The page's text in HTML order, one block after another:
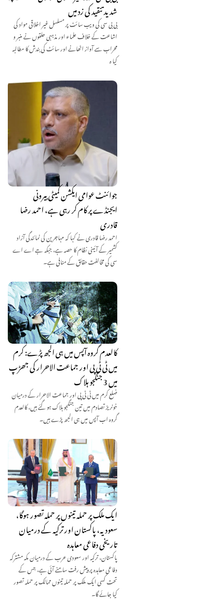
شدید تنقید کی زد میں
بی بی سی کی ویب سائٹ پر مسلسل غیر اخلاقی مواد کی
اشاعت کے خلاف علماء اور مذہبی حلقوں نے منبر و
محراب سے آواز اٹھانے اور سائٹ کی بندش کا مطالبہ
کیا ہ
جوائنٹ عوامی ایکشن کمیٹی بیرونی
ایجنڈے پر کام کر رہی ہے، احمد رضا
قادری
احمد رضا قادری نے کہا کہ مہاجرین کی نمائندگی آزاد
کشمیر کے آئینی نظام کا حصہ ہے، جبکہ جے اے اے
سی کی مخالفت حقائق کے منافی ہے۔
کالعدم گروہ آپس میں ہی الجھ پڑے: کرم
میں ٹی ٹی پی اور جماعت الاحرار کی جھڑپ
میں 3 جنگجو ہلاک
ضلع کرم میں ٹی ٹی پی اور جماعت الاحرار کے درمیان
خونریز تصادم میں تین جنگجو ہلاک ہو گئے ہیں، کالعدم
گروہ اب آپس میں ہی الجھ پڑے ہیں۔
ایک ملک پر حملہ تینوں پر حملہ تصور ہوگا،
سعودیہ، پاکستان اور ترکیہ کے درمیان
تاریخی دفاعی معاہدہ
پاکستان، ترکیہ اور سعودی عرب کے درمیان مکہ مشترکہ
دفاعی معاہدہ پر پیش رفت سامنے آئی ہے، جس کے
تحت کسی ایک ملک پر حملہ تینوں ممالک پر حملہ تصور
کیا جائے گا۔